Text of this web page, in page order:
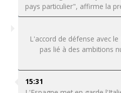
pays particulier", affirme la
L'accord de défense avec
pas lié à des ambitions
15:31